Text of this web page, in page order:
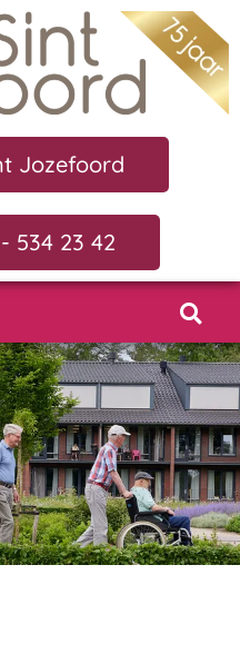
Jozefoord
534 23 42